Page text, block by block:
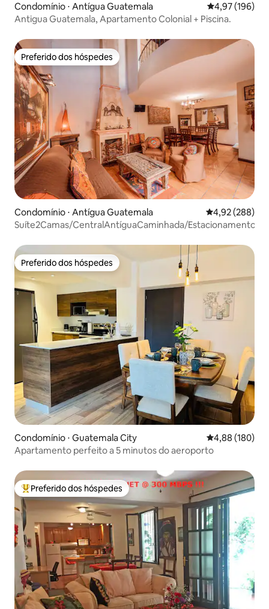
Condomínio ⋅ Antígua Guatemala 4,97 de uma
4,97 (196)
Antigua Guatemala, Apartamento Colonial + Piscina.
Preferido dos hóspedes
Preferido dos hóspedes
Condomínio ⋅ Antígua Guatemala 4,92 de uma
4,92 (288)
Suíte2Camas/CentralAntíguaCaminhada/
Preferido dos hóspedes
Preferido dos hóspedes
Condomínio ⋅ Guatemala City 4,88 de uma
4,88 (180)
Apartamento perfeito a 5 minutos do aeroporto
Entre os melhores preferidos dos hóspedes
Preferido dos hóspedes